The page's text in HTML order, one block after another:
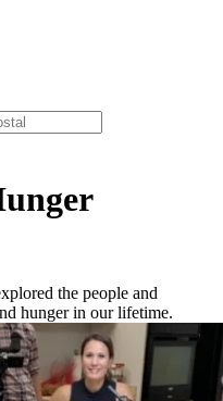
the people and
hunger in our lifetime.